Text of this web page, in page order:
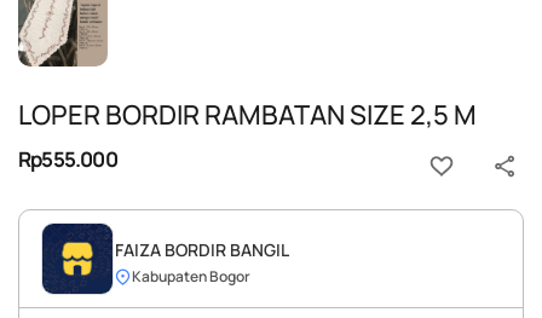
LOPER BORDIR RAMBATAN SIZE 2,5 M
Rp555.000
FAIZA BORDIR BANGIL
Kabupaten Bogor